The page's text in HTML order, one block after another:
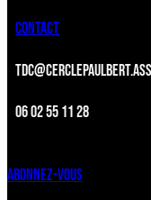
CONTACT
06 02 55 11 28
ABONNEZ-VOUS